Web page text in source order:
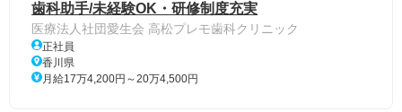
歯科助手/未経験OK・研修制度充実
医療法人社団愛生会 高松プレモ歯科クリニック
正社員
香川県
月給17万4,200円～20万4,500円